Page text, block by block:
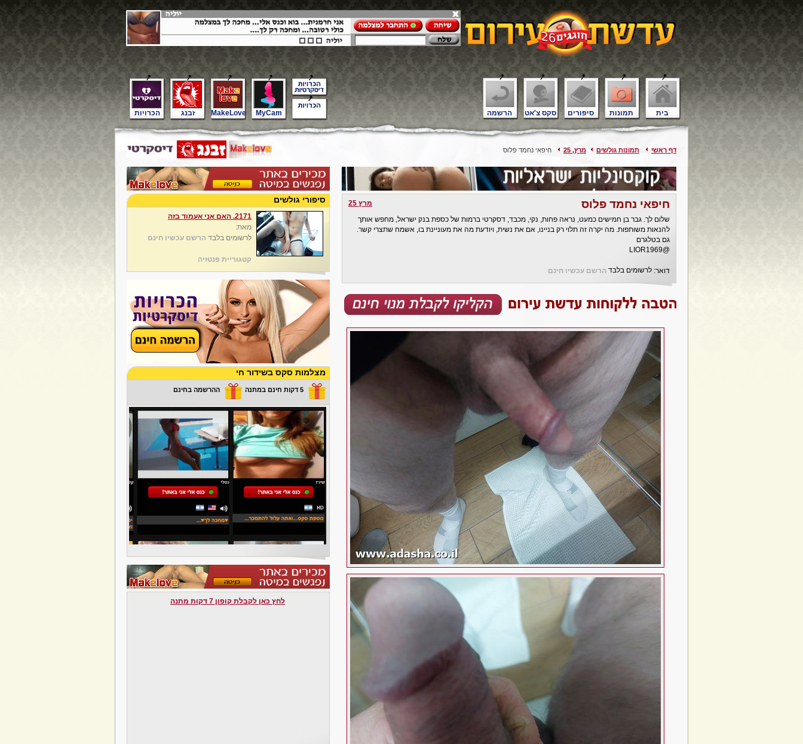
בית תמונות סיפורים סקס צ'אט הרשמה הכרויות זבנג MakeLove MyCam
דף ראשי תמונות גולשים מרץ, 25 חיפאי נחמד פלוס
חיפאי נחמד פלוס
מרץ 25
שלום לך. גבר בן חמישים כמעט, נראה פחות, נקי, מכבד, דסקרטי ברמות של כספת בנק ישראל, מחפש אותך
להנאות משותפות. מה יקרה זה תלוי רק בניינו, אם את נשית, ויודעת מה את מעוניינת בו, אשמח שתצרי קשר.
גם בטלגרם
@LIOR1969
דואר: לרשומים בלבד הרשם עכשיו חינם
סיפורי גולשים
2171. האם אני אעמוד בזה
מאת:
לרשומים בלבד הרשם עכשיו חינם
קטגוריית פנטזיה
מצלמות סקס בשידור חי
5 דקות חינם במתנה ההרשמה בחינם
לחץ כאן לקבלת קופון 7 דקות מתנה